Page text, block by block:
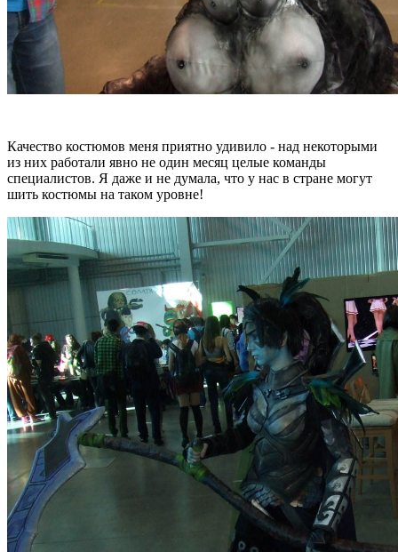
Качество костюмов меня приятно удивило - над некоторыми
из них работали явно не один месяц целые команды
специалистов. Я даже и не думала, что у нас в стране могут
шить костюмы на таком уровне!